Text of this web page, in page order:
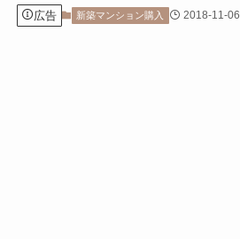
広告 新築マンション購入 2018-11-06